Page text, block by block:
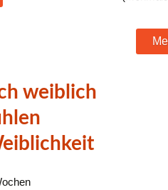
weiblich